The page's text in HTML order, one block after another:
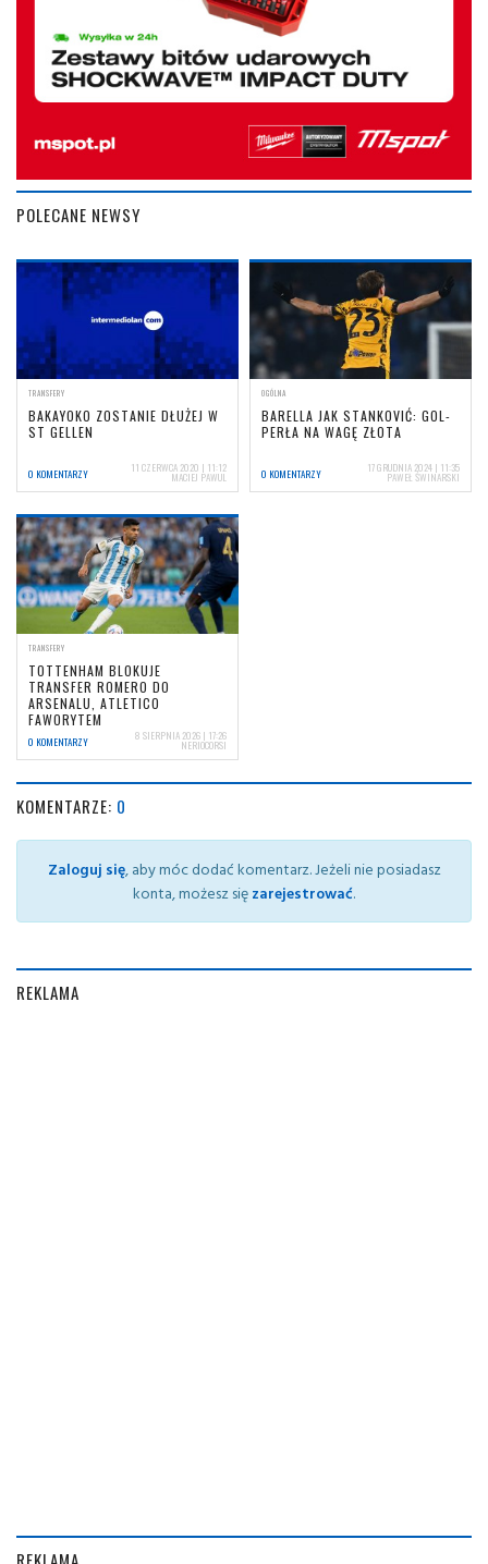
POLECANE NEWSY
TRANSFERY
BAKAYOKO ZOSTANIE DŁUŻEJ W
ST GELLEN
0 KOMENTARZY 11 CZERWCA 2020 | 11:12
MACIEJ PAWUL
OGÓLNA
BARELLA JAK STANKOVIĆ: GOL-
PERŁA NA WAGĘ ZŁOTA
0 KOMENTARZY 17 GRUDNIA 2024 | 11:35
PAWEŁ ŚWINARSKI
TRANSFERY
TOTTENHAM BLOKUJE
TRANSFER ROMERO DO
ARSENALU, ATLETICO
FAWORYTEM
0 KOMENTARZY 8 SIERPNIA 2026 | 17:26
NERIOCORSI
KOMENTARZE: 0
Zaloguj się, aby móc dodać komentarz. Jeżeli nie posiadasz
konta, możesz sięzarejestrować.
REKLAMA